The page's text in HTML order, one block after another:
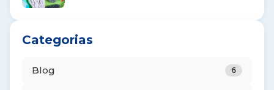
Categorias
Blog 6